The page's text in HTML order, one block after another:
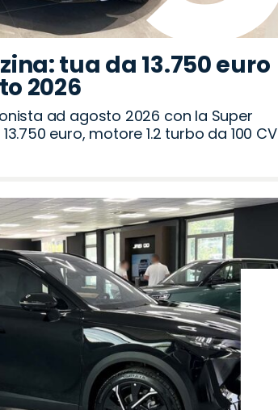
tua da 13.750 euro
2026
ad agosto 2026 con la Super
euro, motore 1.2 turbo da 100 CV